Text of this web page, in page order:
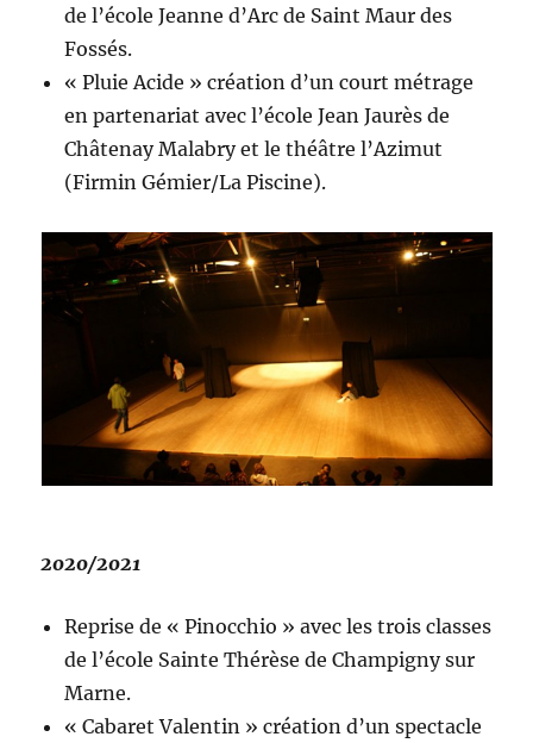
de l’école Jeanne d’Arc de Saint Maur des
Fossés.
« Pluie Acide » création d’un court métrage
en partenariat avec l’école Jean Jaurès de
Châtenay Malabry et le théâtre l’Azimut
(Firmin Gémier/La Piscine).
2020/2021
Reprise de « Pinocchio » avec les trois classes
de l’école Sainte Thérèse de Champigny sur
Marne.
« Cabaret Valentin » création d’un spectacle